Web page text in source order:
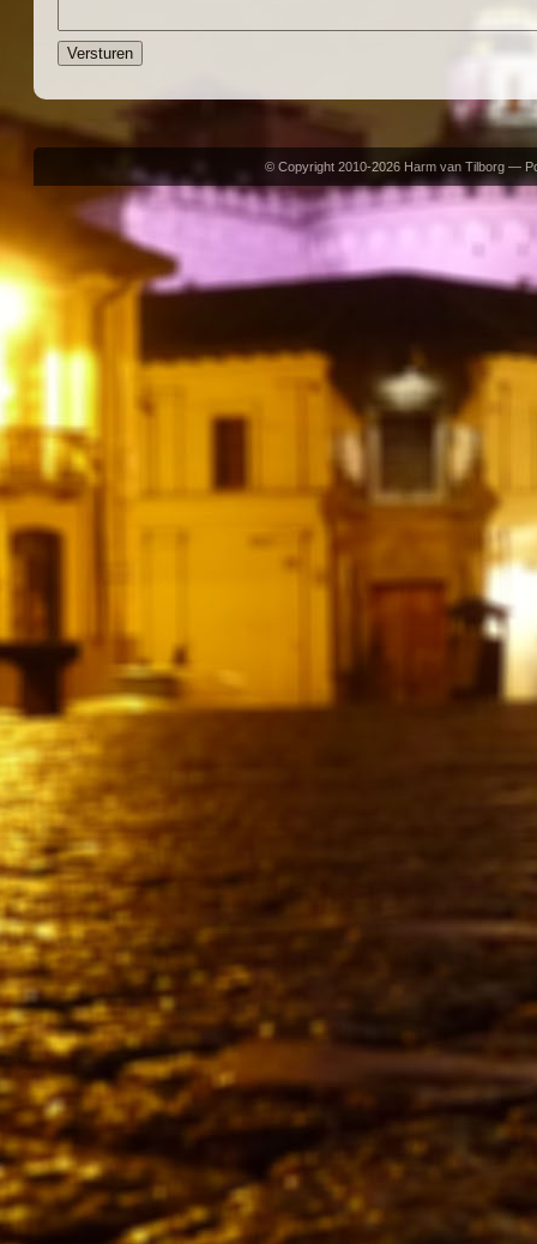
© Copyright 2010-2026 Harm van Tilborg —